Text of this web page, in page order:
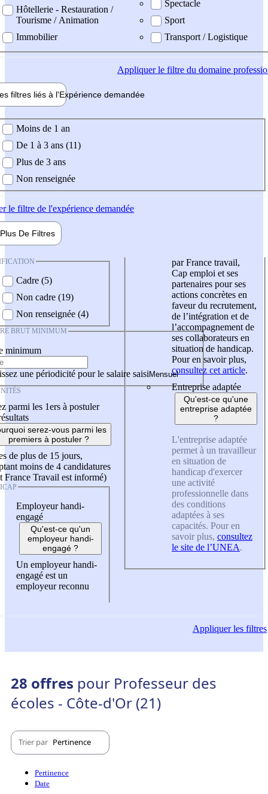
Hôtellerie - Restauration /
Tourisme / Animation
Immobilier
Spectacle
Sport
Transport / Logistique
Appliquerle filtre du domaine
filtres liés à l'Expérience demandée
demandée
Moins de 1 an
De 1 à 3 ans (11)
Plus de 3 ans
Non renseignée
le filtre de l'expérience demandée
Plus De Filtres
Cadre (5)
Non cadre (19)
Non renseignée (4)
BRUT MINIMUM
minimum
une périodicité pour le salaire saisi
parmi les 1ers à postuler
serez-vous parmi les
premiers à postuler ?
de plus de 15 jours,
moins de 4 candidatures
France Travail est informé)
Employeur handi-
engagé
Qu'est-ce qu'un
employeur handi-
engagé ?
Un employeur handi-
engagé est un
employeur reconnu
par France travail,
Cap emploi et ses
partenaires pour ses
actions concrètes en
faveur du recrutement,
de l’intégration et de
l’accompagnement de
ses collaborateurs en
situation de handicap.
Pour en savoir plus,
consultez cet article.
Entreprise adaptée
Qu'est-ce qu'une
entreprise adaptée
?
L'entreprise adaptée
permet à un travailleur
en situation de
handicap d'exercer
une activité
professionnelle dans
des conditions
adaptées à ses
capacités. Pour en
savoir plus, consultez
le site de l’UNEA.
Appliquerles filtres
28 offres pour Professeur des
écoles - Côte-d'Or (21)
Trier par Pertinence
Pertinence
Date